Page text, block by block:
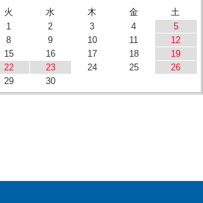
火 水 木 金
土
1
2 3 4
5
8 9 10 11
12
15 16 17 18
19
22 23 24 25
26
29 30